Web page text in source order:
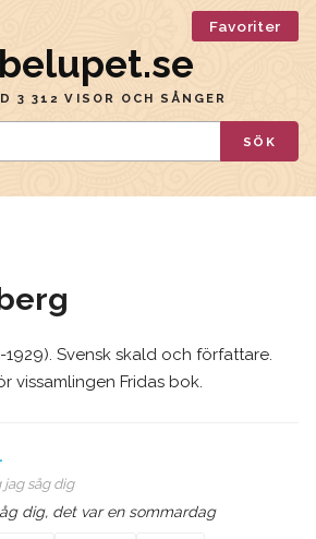
Favoriter
3 312 VISOR OCH SÅNGER
SÖK
1929). Svensk skald och författare.
vissamlingen Fridas bok.
jag såg dig
dig, det var en sommardag